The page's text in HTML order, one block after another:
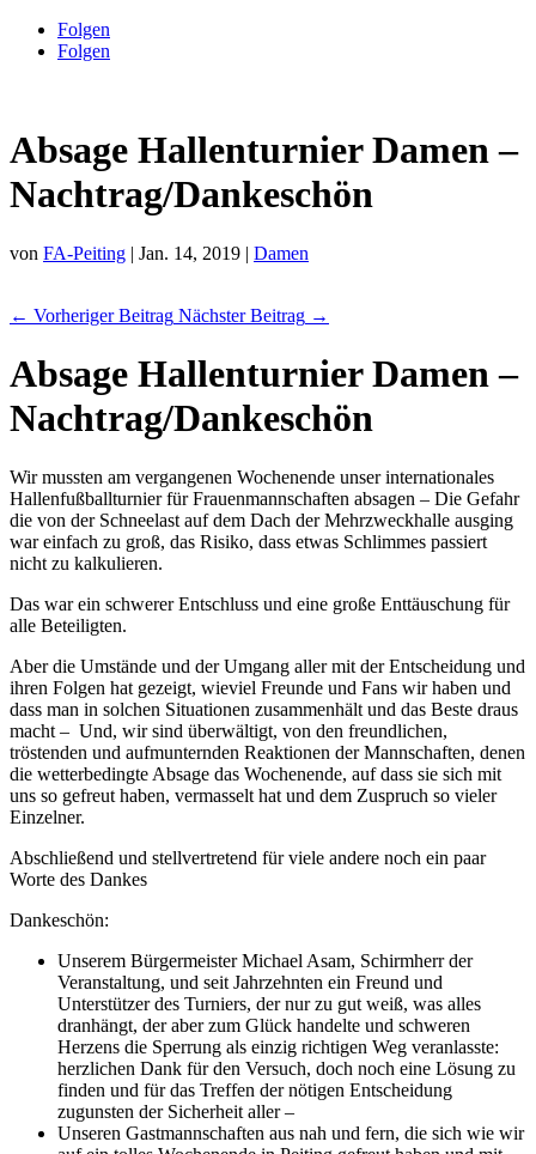
Folgen
Folgen
Absage Hallenturnier Damen –
Nachtrag/Dankeschön
von FA-Peiting | Jan. 14, 2019 | Damen
← Vorheriger Beitrag Nächster Beitrag →
Absage Hallenturnier Damen –
Nachtrag/Dankeschön
Wir mussten am vergangenen Wochenende unser internationales
Hallenfußballturnier für Frauenmannschaften absagen – Die Gefahr
die von der Schneelast auf dem Dach der Mehrzweckhalle ausging
war einfach zu groß, das Risiko, dass etwas Schlimmes passiert
nicht zu kalkulieren.
Das war ein schwerer Entschluss und eine große Enttäuschung für
alle Beteiligten.
Aber die Umstände und der Umgang aller mit der Entscheidung und
ihren Folgen hat gezeigt, wieviel Freunde und Fans wir haben und
dass man in solchen Situationen zusammenhält und das Beste draus
macht – Und, wir sind überwältigt, von den freundlichen,
tröstenden und aufmunternden Reaktionen der Mannschaften, denen
die wetterbedingte Absage das Wochenende, auf dass sie sich mit
uns so gefreut haben, vermasselt hat und dem Zuspruch so vieler
Einzelner.
Abschließend und stellvertretend für viele andere noch ein paar
Worte des Dankes
Dankeschön:
Unserem Bürgermeister Michael Asam, Schirmherr der
Veranstaltung, und seit Jahrzehnten ein Freund und
Unterstützer des Turniers, der nur zu gut weiß, was alles
dranhängt, der aber zum Glück handelte und schweren
Herzens die Sperrung als einzig richtigen Weg veranlasste:
herzlichen Dank für den Versuch, doch noch eine Lösung zu
finden und für das Treffen der nötigen Entscheidung
zugunsten der Sicherheit aller –
Unseren Gastmannschaften aus nah und fern, die sich wie wir